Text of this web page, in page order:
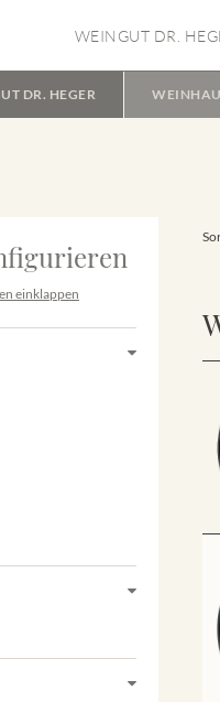
WEINGUT DR.
DR. HEGER
einklappen